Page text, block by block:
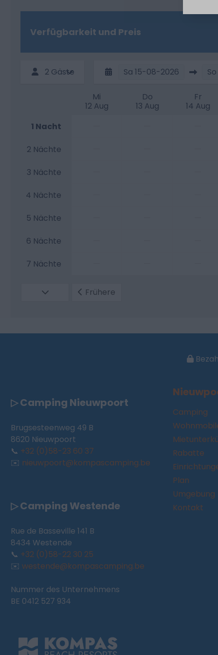
Verfügbarkeit und Preis
2 Gäste Sa 15-08-2026 So
Mi
12 Aug
Do
13 Aug
Fr
14 Aug
1 Nacht
2 Nächte
3 Nächte
4 Nächte
5 Nächte
6 Nächte
7 Nächte
Frühere
▷ Camping Nieuwpoort
Brugsesteenweg 49 B
8620 Nieuwpoort
📞 +32 (0)58-23 60 37
✉️ nieuwpoort@kompascamping.be
▷ Camping Westende
Rue de Basseville 141 B
8434 Westende
📞 +32 (0)58-22 30 25
✉️ westende@kompascamping.be
Nummer des Unternehmens
BE 0412 527 934
Camping
Rabatte
Plan
Umgebung
Kontakt